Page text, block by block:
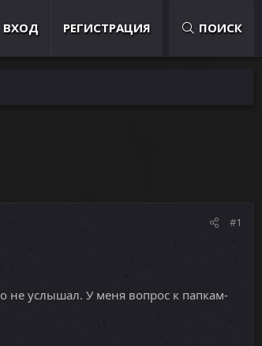
ВХОД РЕГИСТРАЦИЯ ПОИСК
#1
не услышал. У меня вопрос к папкам-